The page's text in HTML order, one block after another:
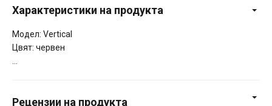
Характеристики на продукта
Модел: Vertical
Цвят: червен